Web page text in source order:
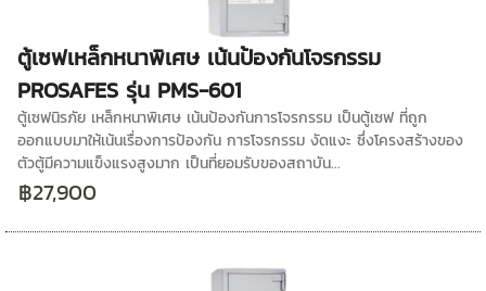
ตู้เซฟเหล็กหนาพิเศษ เน้นป้องกันโจรกรรม
PROSAFES รุ่น PMS-601
ตู้เซฟนิรภัย เหล็กหนาพิเศษ เน้นป้องกันการโจรกรรม เป็นตู้เซฟ ที่ถูก
ออกแบบมาให้เน้นเรื่องการป้องกัน การโจรกรรม งัดแงะ ซึ่งโครงสร้างของ
ตัวตู้มีความแข็งแรงสูงมาก เป็นที่ยอมรับของสถาบัน...
฿27,900